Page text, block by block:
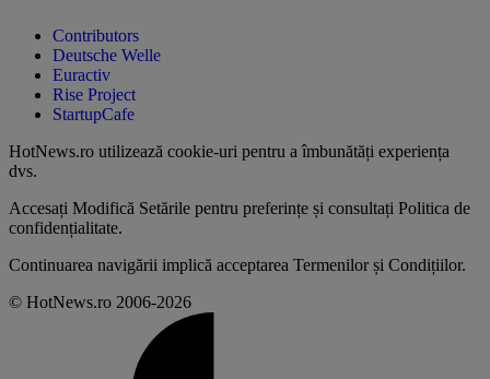
Contributors
Deutsche Welle
Euractiv
Rise Project
StartupCafe
HotNews.ro utilizează cookie-uri pentru a îmbunătăți experiența
dvs.
Accesați Modifică Setările pentru preferințe și consultați Politica de
confidențialitate.
Continuarea navigării implică acceptarea Termenilor și Condițiilor.
© HotNews.ro 2006-2026